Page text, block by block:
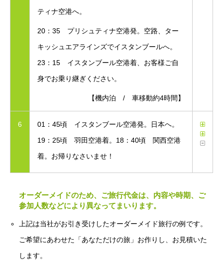
ティナ空港へ。
20：35 プリシュティナ空港発。空路、ター
キッシュエアラインズでイスタンブールへ。
23：15 イスタンブール空港着、お客様ご自
身でお乗り継ぎください。
【機内泊 / 車移動約4時間】
6
01：45頃 イスタンブール空港発。日本へ。
19：25頃 羽田空港着。18：40頃 関西空港
着。お帰りなさいませ！
オーダーメイドのため、ご旅行代金は、内容や時期、ご
参加人数などにより異なってまいります。
上記は当社がお引き受けしたオーダーメイド旅行の例です。
ご希望にあわせた「あなただけの旅」お作りし、お見積いた
します。